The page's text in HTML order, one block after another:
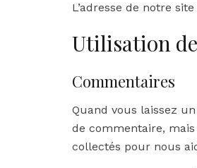
L’adresse de notre
Utilisation
Commentaires
Quand vous laissez
de commentaire,
collectés pour nous